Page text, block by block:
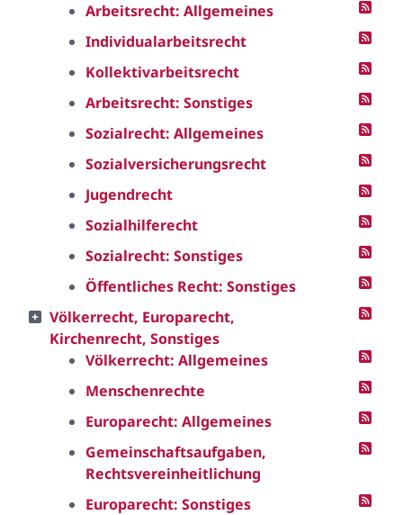
Arbeitsrecht: Allgemeines
Individualarbeitsrecht
Kollektivarbeitsrecht
Arbeitsrecht: Sonstiges
Sozialrecht: Allgemeines
Sozialversicherungsrecht
Jugendrecht
Sozialhilferecht
Sozialrecht: Sonstiges
Öffentliches Recht: Sonstiges
Völkerrecht, Europarecht,
Kirchenrecht, Sonstiges
Völkerrecht: Allgemeines
Menschenrechte
Europarecht: Allgemeines
Gemeinschaftsaufgaben,
Rechtsvereinheitlichung
Europarecht: Sonstiges